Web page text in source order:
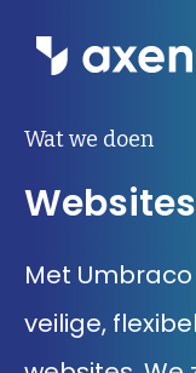
Wat we
Inzichten
Ons werk
Over ons
Wat we doen
Websites
Met
veilige,